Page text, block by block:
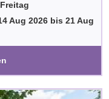
Aug 2026 bis 21 Aug